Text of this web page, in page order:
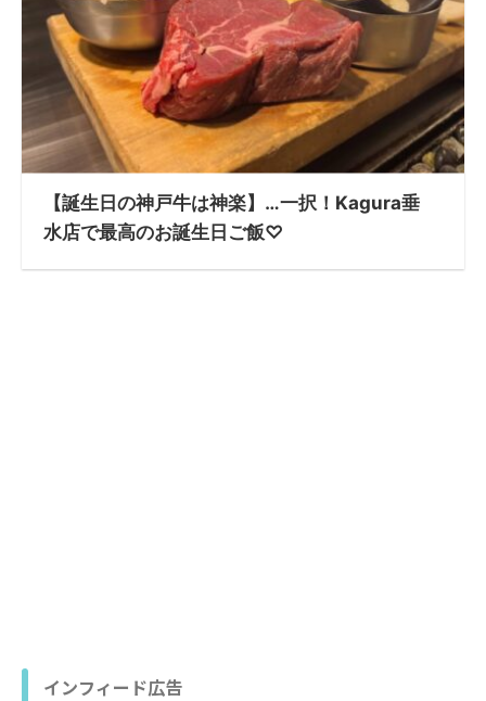
【誕生日の神戸牛は神楽】…一択！Kagura垂
水店で最高のお誕生日ご飯♡
インフィード広告